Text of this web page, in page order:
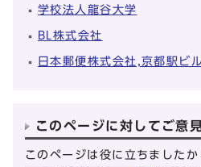
学校法人龍谷大学
BL株式会社
日本郵便株式会社,京都駅ビ
このページに対してご意
このページは役に立ちましたか